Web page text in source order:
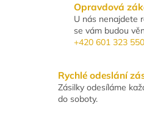
Opravdová
U nás nenajdete
se vám budou
+420 601 323 550
Rychlé odeslání
Zásilky odesíláme
do soboty.